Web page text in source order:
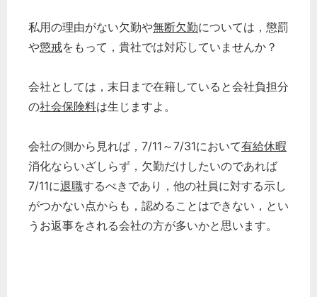
私用の理由がない欠勤や無断欠勤については，懲罰
や懲戒をもって，貴社では対応していませんか？
会社としては，末日まで在籍していると会社負担分
の社会保険料は生じますよ。
会社の側から見れば，7/11～7/31において有給休暇
消化ならいざしらず，欠勤だけしたいのであれば
7/11に退職するべきであり，他の社員に対する示し
がつかない点からも，認めることはできない，とい
うお返事をされる会社の方が多いかと思います。